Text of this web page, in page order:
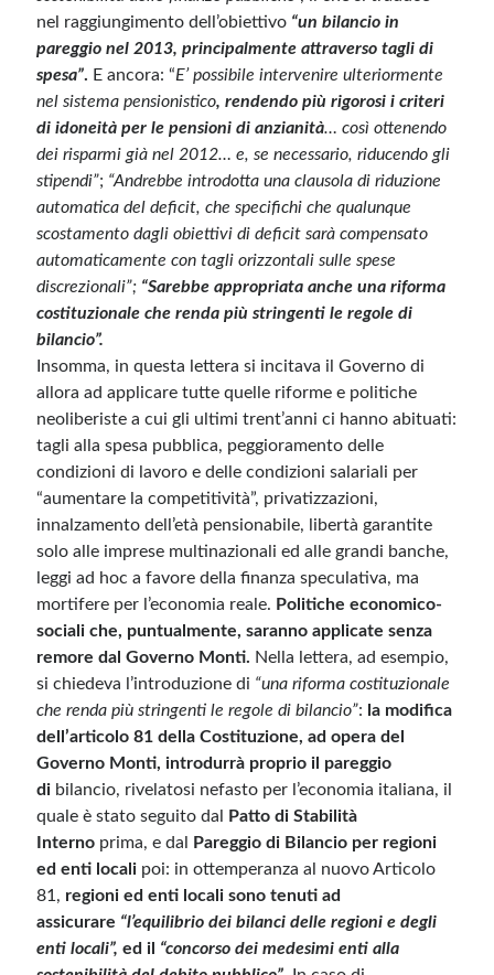
nel raggiungimento dell’obiettivo “un bilancio in
pareggio nel 2013, principalmente attraverso tagli di
spesa”. E ancora: “E’ possibile intervenire ulteriormente
nel sistema pensionistico, rendendo più rigorosi i criteri
di idoneità per le pensioni di anzianità… così ottenendo
dei risparmi già nel 2012… e, se necessario, riducendo gli
stipendi”; “Andrebbe introdotta una clausola di riduzione
automatica del deficit, che specifichi che qualunque
scostamento dagli obiettivi di deficit sarà compensato
automaticamente con tagli orizzontali sulle spese
discrezionali”; “Sarebbe appropriata anche una riforma
costituzionale che renda più stringenti le regole di
bilancio”.
Insomma, in questa lettera si incitava il Governo di
allora ad applicare tutte quelle riforme e politiche
neoliberiste a cui gli ultimi trent’anni ci hanno abituati:
tagli alla spesa pubblica, peggioramento delle
condizioni di lavoro e delle condizioni salariali per
“aumentare la competitività”, privatizzazioni,
innalzamento dell’età pensionabile, libertà garantite
solo alle imprese multinazionali ed alle grandi banche,
leggi ad hoc a favore della finanza speculativa, ma
mortifere per l’economia reale. Politiche economico-
sociali che, puntualmente, saranno applicate senza
remore dal Governo Monti. Nella lettera, ad esempio,
si chiedeva l’introduzione di “una riforma costituzionale
che renda più stringenti le regole di bilancio”: la modifica
dell’articolo 81 della Costituzione, ad opera del
Governo Monti, introdurrà proprio il pareggio
di bilancio, rivelatosi nefasto per l’economia italiana, il
quale è stato seguito dal
Patto di Stabilità
Interno prima, e dal
Pareggio di Bilancio per regioni
ed enti locali poi: in ottemperanza al nuovo Articolo
81, regioni ed enti locali sono tenuti ad
assicurare “l’equilibrio dei bilanci delle regioni e degli
enti locali”, ed il “concorso dei medesimi enti alla